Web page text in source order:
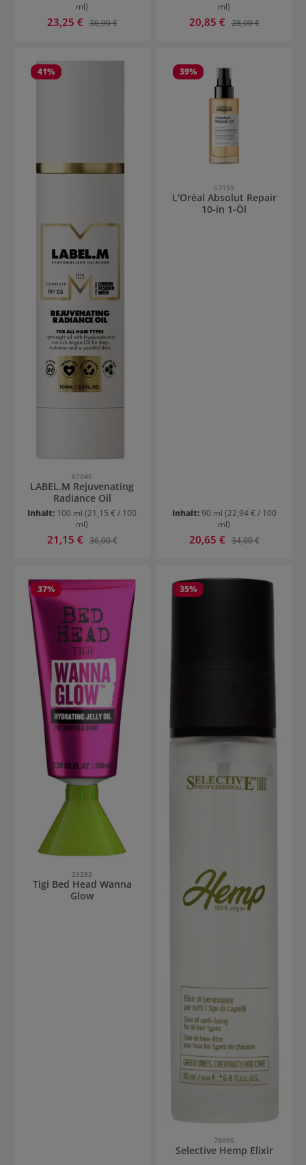
ml)
Verkaufspreis:
23,25 € Regulärer Preis:
36,90 €
ml)
Verkaufspreis:
20,85 € Regulärer Preis:
28,00 €
41%
87045
LABEL.M Rejuvenating
Radiance Oil
Inhalt: 100 ml (21,15 € / 100
ml)
Verkaufspreis:
21,15 € Regulärer Preis:
36,00 €
39%
53159
L'Oréal Absolut Repair
10-in 1-Öl
Inhalt:90 ml (22,94 € / 100
ml)
Verkaufspreis:
20,65 € Regulärer Preis:
34,00 €
37%
23283
Tigi Bed Head Wanna
Glow
35%
78095
Selective Hemp Elixir